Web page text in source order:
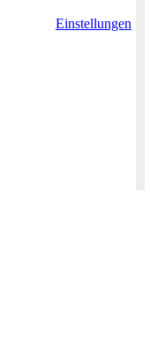
Einstellungen